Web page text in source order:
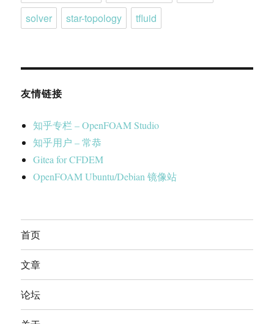
solver
star-topology tfluid
友情链接
知乎专栏 – OpenFOAM Studio
知乎用户 – 常恭
Gitea for CFDEM
OpenFOAM Ubuntu/Debian 镜像站
首页
文章
论坛